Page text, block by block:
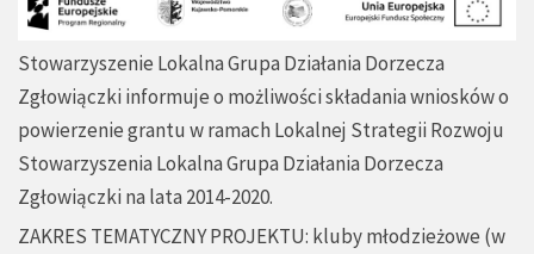
Stowarzyszenie Lokalna Grupa Działania Dorzecza
Zgłowiączki informuje o możliwości składania wniosków o
powierzenie grantu w ramach Lokalnej Strategii Rozwoju
Stowarzyszenia Lokalna Grupa Działania Dorzecza
Zgłowiączki na lata 2014-2020.
ZAKRES TEMATYCZNY PROJEKTU: kluby młodzieżowe (w